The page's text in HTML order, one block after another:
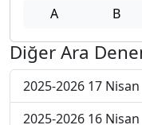
A B
Diğer Ara
2025-2026 17 Nisan
2025-2026 16 Nisan